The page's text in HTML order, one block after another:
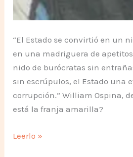
“El Estado se convirtió en un
en una madriguera de
nido de burócratas sin
sin escrúpulos, el Estado una
corrupción.” William Ospina,
está la franja amarilla?
Por
Leerlo »